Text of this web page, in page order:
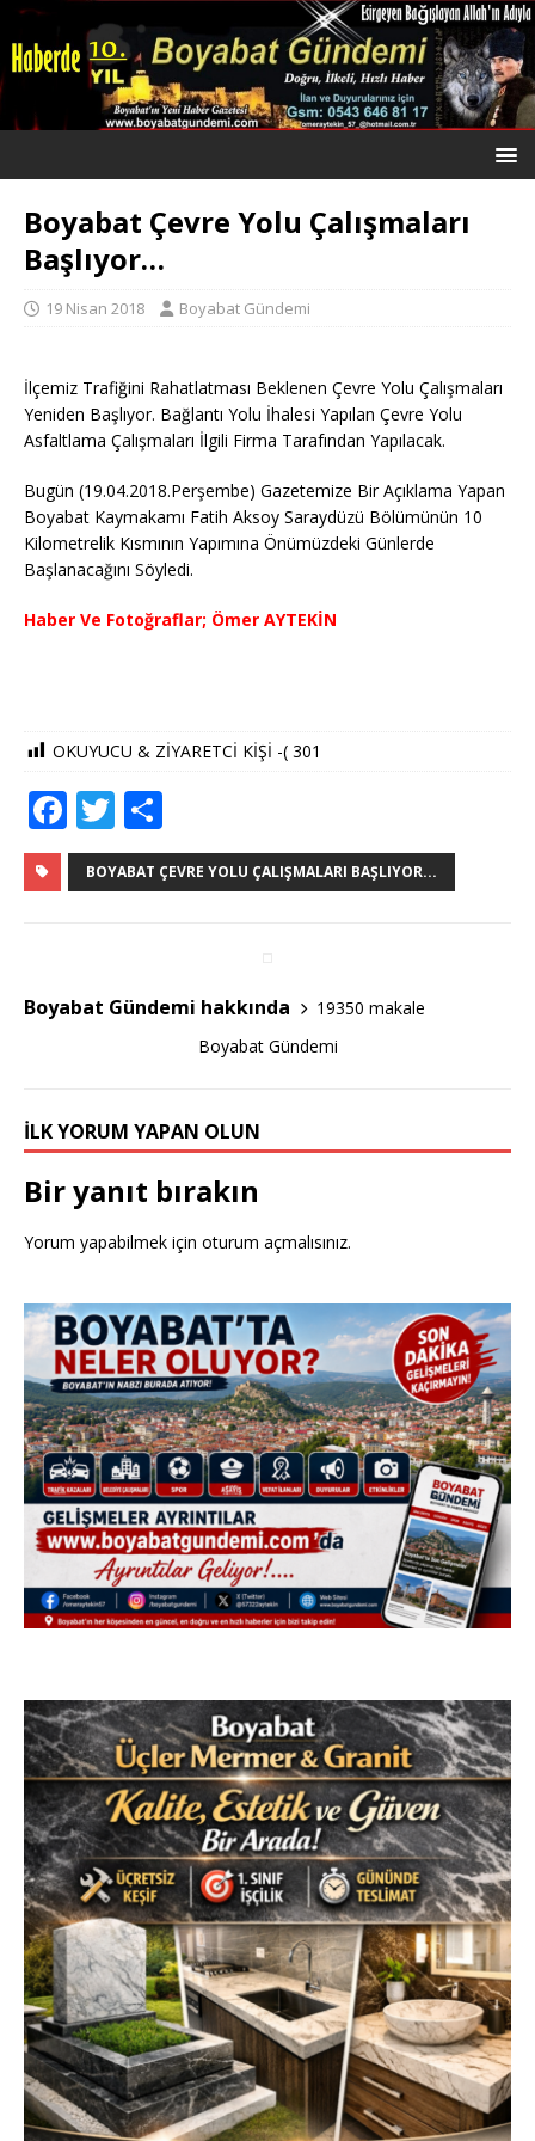
Boyabat Çevre Yolu Çalışmaları
Başlıyor…
19 Nisan 2018 Boyabat Gündemi
İlçemiz Trafiğini Rahatlatması Beklenen Çevre Yolu Çalışmaları
Yeniden Başlıyor. Bağlantı Yolu İhalesi Yapılan Çevre Yolu
Asfaltlama Çalışmaları İlgili Firma Tarafından Yapılacak.
Bugün (19.04.2018.Perşembe) Gazetemize Bir Açıklama Yapan
Boyabat Kaymakamı Fatih Aksoy Saraydüzü Bölümünün 10
Kilometrelik Kısmının Yapımına Önümüzdeki Günlerde
Başlanacağını Söyledi.
Haber Ve Fotoğraflar; Ömer AYTEKİN
OKUYUCU & ZİYARETCİ KİŞİ -( 301
F
a
c
o
T
w
it
h
ar
BOYABAT ÇEVRE YOLU ÇALIŞMALARI BAŞLIYOR...
Boyabat Gündemi hakkında
19350 makale
Boyabat Gündemi
İLK YORUM YAPAN OLUN
Bir yanıt bırakın
Yorum yapabilmek için oturum açmalısınız.